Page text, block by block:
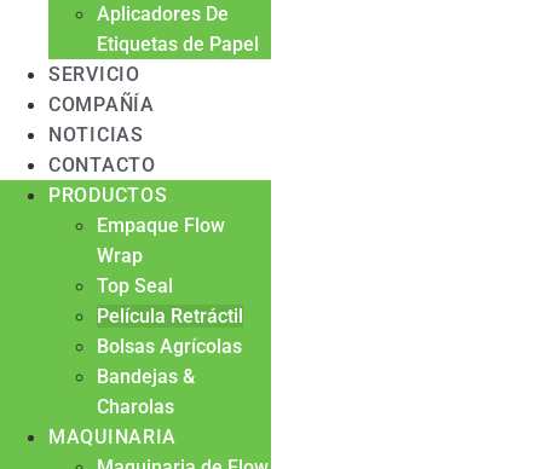
Aplicadores De
Etiquetas de Papel
SERVICIO
COMPAÑÍA
NOTICIAS
CONTACTO
PRODUCTOS
Empaque Flow
Wrap
Top Seal
Película Retráctil
Bolsas Agrícolas
Bandejas &
Charolas
MAQUINARIA